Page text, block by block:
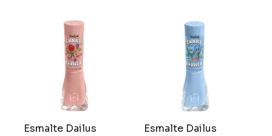
Esmalte Dailus
Esmalte Dailus